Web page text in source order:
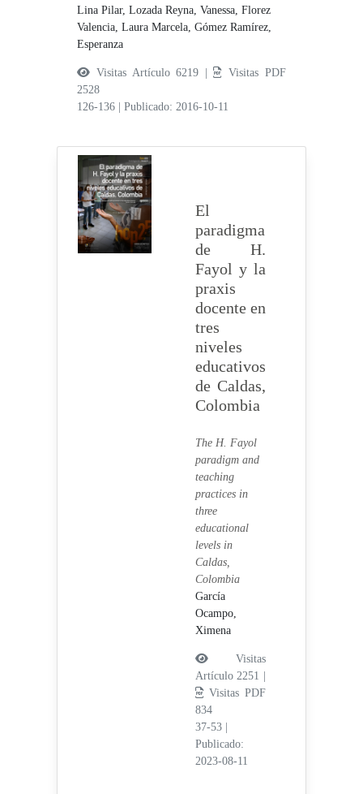
Lina Pilar,Lozada Reyna, Vanessa,Florez
Valencia, Laura Marcela,Gómez Ramírez,
Esperanza
Visitas Artículo 6219 |
Visitas PDF
2528
126-136
|Publicado: 2016-10-11
El
paradigma
de H.
Fayol y la
praxis
docente en
tres
niveles
educativos
de Caldas,
Colombia
The H. Fayol
paradigm and
teaching
practices in
three
educational
levels in
Caldas,
Colombia
García
Ocampo,
Ximena
Visitas
Artículo 2251 |
Visitas PDF
834
37-53
Publicado:
2023-08-11